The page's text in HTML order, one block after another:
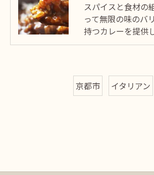
スパイスと食材の
って無限の味のバ
持つカレーを提供
京都市 イタリアン